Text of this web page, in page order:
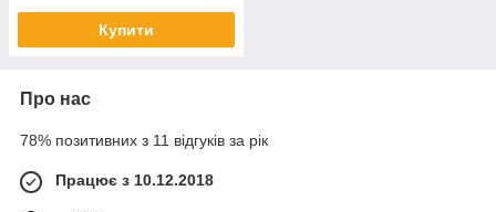
Купити
Про нас
78% позитивних з 11 відгуків за рік
Працює з 10.12.2018